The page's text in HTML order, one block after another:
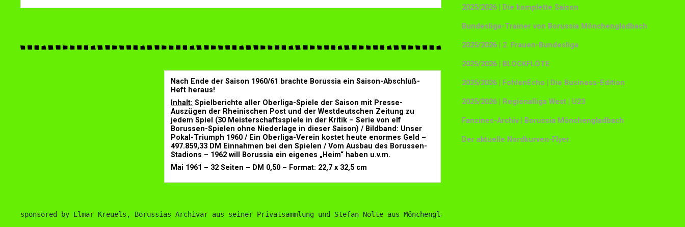
Nach Ende der Saison 1960/61 brachte Borussia ein Saison-Abschluß-
Heftheraus!
Inhalt: Spielberichte aller Oberliga-Spiele der Saison mit Presse-
Auszügen der Rheinischen Post und der Westdeutschen Zeitung zu
jedem Spiel (30 Meisterschaftsspiele in der Kritik – Serie von elf
Borussen-Spielen ohne Niederlage in dieser Saison) / Bildband: Unser
Pokal-Triumph 1960 / Ein Oberliga-Verein kostet heute enormes Geld –
497.859,33 DM Einnahmen bei den Spielen / Vom Ausbau des Borussen-
Stadions – 1962 will Borussia ein eigenes „Heim“ haben u.v.m.
Mai 1961 – 32 Seiten – DM 0,50 – Format: 22,7 x 32,5 cm
sponsored by Elmar Kreuels, Borussias Archivar aus seiner Privatsammlung und Stefan Nolte aus Mönchengladbach
2025/2026 | Die komplette Saison
Bundesliga-Trainer von Borussia Mönchengladbach
2025/2026 | 2. Frauen-Bundesliga
2025/2026 | BLOCKFLÖTE
2025/2026 | FohlenEcho | Die Business-Edition
2025/2026 | Regionalliga West | U23
Fanzines-Archiv | Borussia Mönchengladbach
Der aktuelle Nordkurven-Flyer